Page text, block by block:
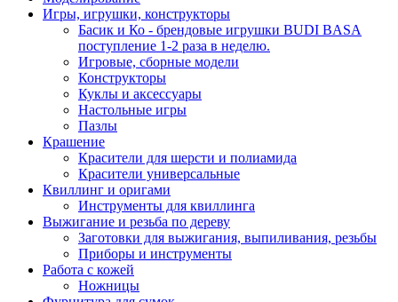
Игры, игрушки, конструкторы
Басик и Ко - брендовые игрушки BUDI BASA
поступление 1-2 раза в неделю.
Игровые, сборные модели
Конструкторы
Куклы и аксессуары
Настольные игры
Пазлы
Крашение
Красители для шерсти и полиамида
Красители универсальные
Квиллинг и оригами
Инструменты для квиллинга
Выжигание и резьба по дереву
Заготовки для выжигания, выпиливания, резьбы
Приборы и инструменты
Работа с кожей
Ножницы